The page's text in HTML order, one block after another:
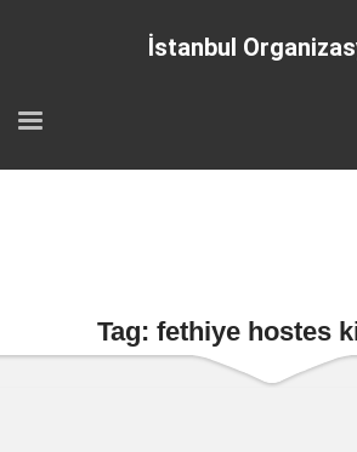
İstanbul
Tag: fethiye hostes